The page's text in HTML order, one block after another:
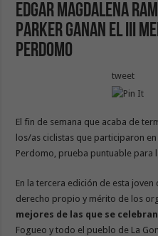
Edgar Magdalena
Parker Ganan el III
Perdomo
tweet
El fin de semana que acaba de
los/as ciclistas que participaron
Perdomo, prueba puntuable para
En la tercera edición de esta
derecho propio y mérito de los
mejores de las que se
Fogueo y todo el pueblo de La